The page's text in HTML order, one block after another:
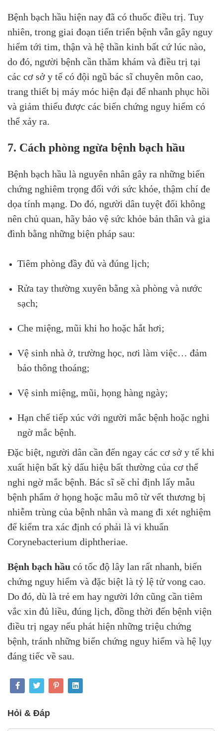
Bệnh bạch hầu hiện nay đã có thuốc điều trị. Tuy
nhiên, trong giai đoạn tiến triển bệnh vẫn gây nguy
hiểm tới tim, thận và hệ thần kinh bất cứ lúc nào,
do đó, người bệnh cần thăm khám và điều trị tại
các cơ sở y tế có đội ngũ bác sĩ chuyên môn cao,
trang thiết bị máy móc hiện đại để nhanh phục hồi
và giảm thiểu được các biến chứng nguy hiểm có
thể xảy ra.
7. Cách phòng ngừa bệnh bạch hầu
Bệnh bạch hầu là nguyên nhân gây ra những biến
chứng nghiêm trọng đối với sức khỏe, thậm chí đe
dọa tính mạng. Do đó, người dân tuyệt đối không
nên chủ quan, hãy bảo vệ sức khỏe bản thân và gia
đình bằng những biện pháp sau:
Tiêm phòng đầy đủ và đúng lịch;
Rửa tay thường xuyên bằng xà phòng và nước
sạch;
Che miệng, mũi khi ho hoặc hắt hơi;
Vệ sinh nhà ở, trường học, nơi làm việc… đảm
bảo thông thoáng;
Vệ sinh miệng, mũi, họng hàng ngày;
Hạn chế tiếp xúc với người mắc bệnh hoặc nghi
ngờ mắc bệnh.
Đặc biệt, người dân cần đến ngay các cơ sở y tế khi
xuất hiện bất kỳ dấu hiệu bất thường của cơ thể
nghi ngờ mắc bệnh. Bác sĩ sẽ chỉ định lấy mẫu
bệnh phẩm ở họng hoặc mẫu mô từ vết thương bị
nhiễm trùng của bệnh nhân và mang đi xét nghiệm
để kiểm tra xác định có phải là vi khuẩn
Corynebacterium diphtheriae.
Bệnh bạch hầu có tốc độ lây lan rất nhanh, biến
chứng nguy hiểm và đặc biệt là tỷ lệ tử vong cao.
Do đó, dù là trẻ em hay người lớn cũng cần tiêm
vắc xin đủ liều, đúng lịch, đồng thời đến bệnh viện
điều trị ngay nếu phát hiện những triệu chứng
bệnh, tránh những biến chứng nguy hiểm và hệ lụy
đáng tiếc về sau.
Hỏi & Đáp